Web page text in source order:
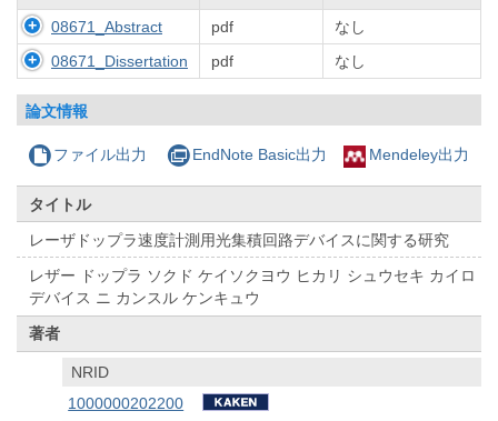
08671_Abstract pdf
なし
08671_Dissertation
pdf なし
論文情報
ファイル出力 EndNote Basic出力 Mendeley出力
タイトル
レーザドップラ速度計測用光集積回路デバイスに関する研究
レザー ドップラ ソクド ケイソクヨウ ヒカリ シュウセキ カイロ
デバイス ニ カンスル ケンキュウ
著者
NRID
1000000202200